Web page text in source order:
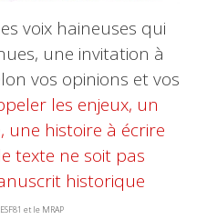
voix haineuses qui
une invitation à
vos opinions et vos
les enjeux, un
une histoire à écrire
texte ne soit pas
historique
et le MRAP